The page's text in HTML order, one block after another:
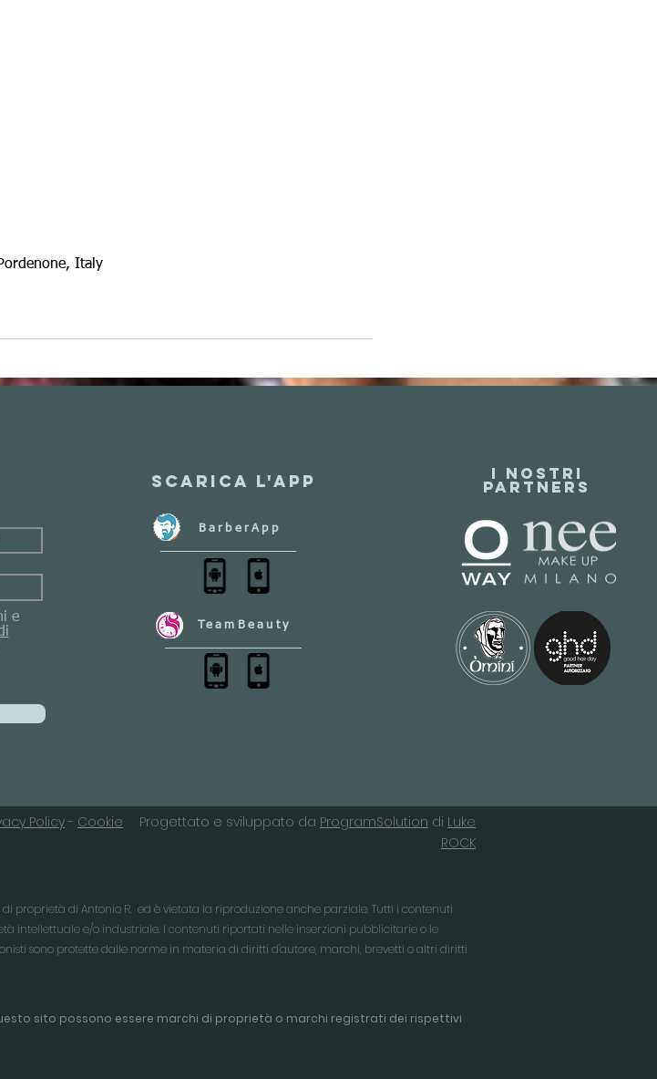
Italy
e
Scarica l'app
BarberApp
TeamBeauty
I NOSTRI
PARTNERS
Policy- Cookie Progettato e sviluppato da ProgramSolution di Luke
ROCK
di proprietà di Antonio R. ed è vietata la riproduzione anche parziale. Tutti i contenuti
intellettuale e/o industriale. I contenuti riportati nelle inserzioni pubblicitarie o le
sono protette dalle norme in materia di diritti d'autore, marchi, brevetti o altri diritti
sito possono essere marchi di proprietà o marchi registrati dei rispettivi